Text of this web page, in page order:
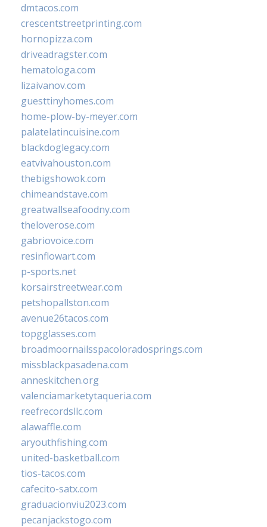
dmtacos.com
crescentstreetprinting.com
hornopizza.com
driveadragster.com
hematologa.com
lizaivanov.com
guesttinyhomes.com
home-plow-by-meyer.com
palatelatincuisine.com
blackdoglegacy.com
eatvivahouston.com
thebigshowok.com
chimeandstave.com
greatwallseafoodny.com
theloverose.com
gabriovoice.com
resinflowart.com
p-sports.net
korsairstreetwear.com
petshopallston.com
avenue26tacos.com
topgglasses.com
broadmoornailsspacoloradosprings.com
missblackpasadena.com
anneskitchen.org
valenciamarketytaqueria.com
reefrecordsllc.com
alawaffle.com
aryouthfishing.com
united-basketball.com
tios-tacos.com
cafecito-satx.com
graduacionviu2023.com
pecanjackstogo.com